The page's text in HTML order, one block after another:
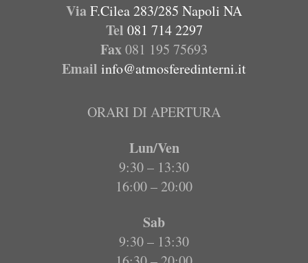
ViaF.Cilea 283/285 Napoli NA
Tel 081 714 2297
Fax081 195 75693
Email info@atmosferedinterni.it
ORARI DI APERTURA
Lun/Ven
9:30 – 13:30
16:00 – 20:00
Sab
9:30 – 13:30